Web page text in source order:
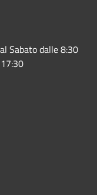
Sabato dalle 8:30